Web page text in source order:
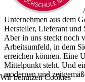
Unternehmen aus dem
Hersteller, Lieferant und
Aber in uns steckt noch
Arbeitsumfeld, in dem
erreichen können. Eine
Mittelpunkt steht. Und
modernen und
Wir benutzen Cookies